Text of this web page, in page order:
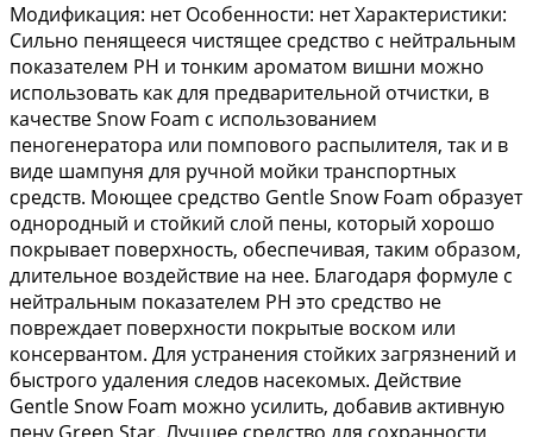
Модификация: нет Особенности: нет Характеристики:
Сильно пенящееся чистящее средство с нейтральным
показателем PH и тонким ароматом вишни можно
использовать как для предварительной отчистки, в
качестве Snow Foam с использованием
пеногенератора или помпового распылителя, так и в
виде шампуня для ручной мойки транспортных
средств. Моющее средство Gentle Snow Foam образует
однородный и стойкий слой пены, который хорошо
покрывает поверхность, обеспечивая, таким образом,
длительное воздействие на нее. Благодаря формуле с
нейтральным показателем PH это средство не
повреждает поверхности покрытые воском или
консервантом. Для устранения стойких загрязнений и
быстрого удаления следов насекомых. Действие
Gentle Snow Foam можно усилить, добавив активную